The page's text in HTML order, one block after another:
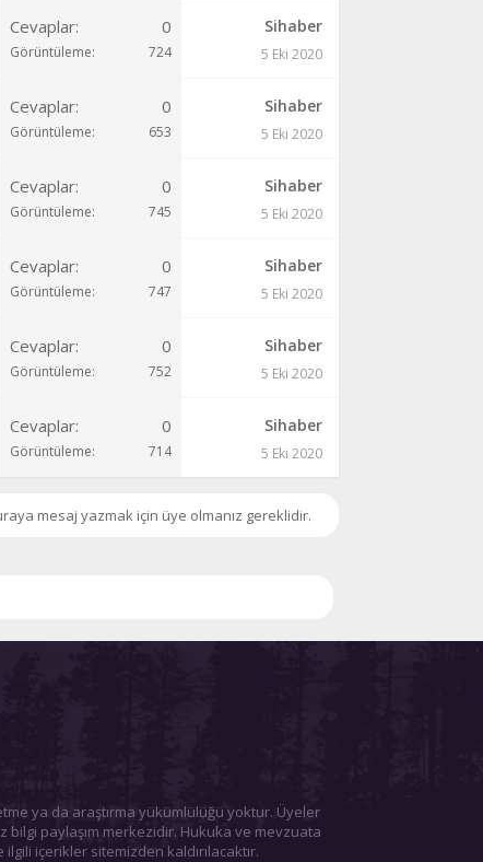
Cevaplar 0
Görüntüleme 724
Sihaber
5 Eki 2020
Cevaplar 0
Görüntüleme 653
Sihaber
5 Eki 2020
Cevaplar 0
Görüntüleme 745
Sihaber
5 Eki 2020
Cevaplar 0
Görüntüleme 747
Sihaber
5 Eki 2020
Cevaplar 0
Görüntüleme 752
Sihaber
5 Eki 2020
Cevaplar 0
Görüntüleme 714
Sihaber
5 Eki 2020
mesaj yazmak için üye olmanız gereklidir.
ya da araştırma yükümlülüğü yoktur. Üyeler
bilgi paylaşım merkezidir. Hukuka ve mevzuata
içerikler sitemizden kaldırılacaktır.